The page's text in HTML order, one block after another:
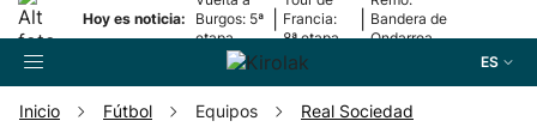
Hoy es noticia:
Burgos: 5ª
etapa
Francia:
8ª etapa
Bandera de
Ondarroa
ES
Inicio Fútbol Equipos Real Sociedad